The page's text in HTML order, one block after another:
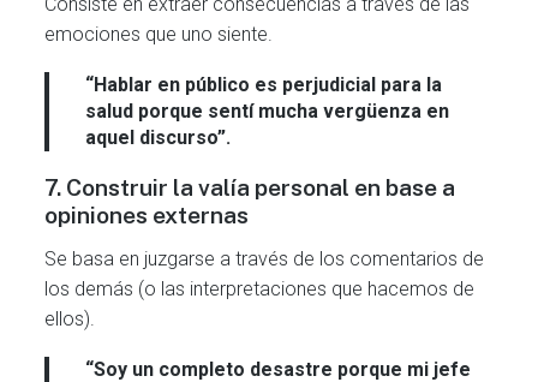
emociones que uno siente.
“Hablar en público es perjudicial para la
salud porque sentí mucha vergüenza en
aquel discurso”.
7. Construir la valía personal en base a
opiniones externas
Se basa en juzgarse a través de los comentarios de
los demás (o las interpretaciones que hacemos de
ellos).
“Soy un completo desastre porque mi jefe